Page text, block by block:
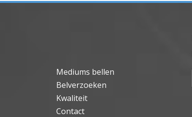
Mediums bellen
Belverzoeken
Kwaliteit
Contact